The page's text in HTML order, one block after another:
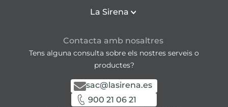
La Sirena
Contacta amb nosaltres
Tens alguna consulta sobre els nostres serveis o
productes?
sac@lasirena.es
900 21 06 21